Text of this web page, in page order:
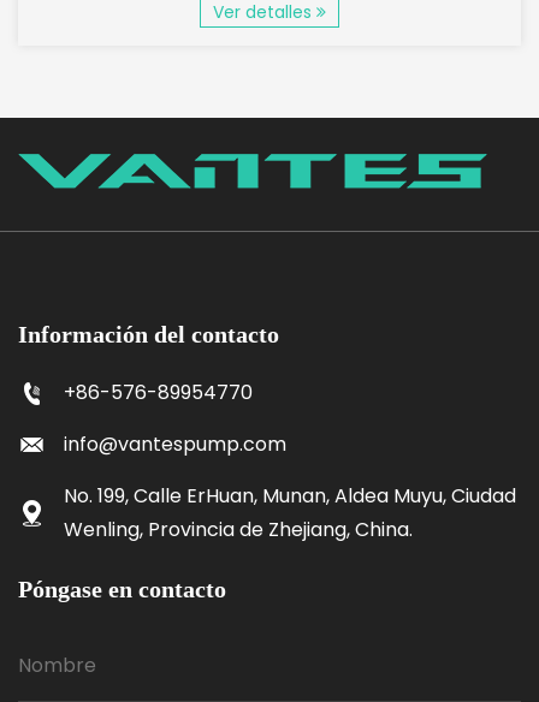
Ver detalles
Información del contacto
+86-576-89954770
info@vantespump.com
No. 199, Calle ErHuan, Munan, Aldea Muyu, Ciudad
Wenling, Provincia de Zhejiang, China.
Póngase en contacto